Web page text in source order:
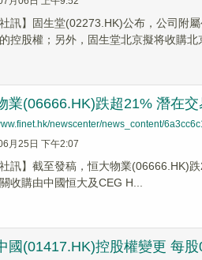
社訊】固生堂(02273.HK)公布，公司附
控股權；另外，固生堂北京擬将收購北
業(06666.HK)跌超21% 潛在
newscenter/news_content/
月25日 下午2:07
社訊】截至發稿，恒大物業(06666.HK)
收購由中國恒大及CEG H...
國(01417.HK)控股權變更 每